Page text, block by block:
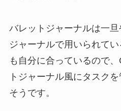
バレットジャーナルは一
ジャーナルで用いられて
も自分に合っているので
トジャーナル風にタスク
そうです。